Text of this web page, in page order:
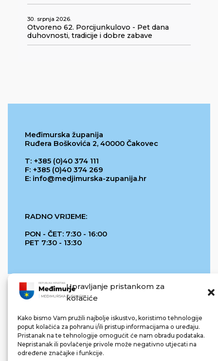
Upravljanje pristankom za
kolačiće
Kako bismo Vam pružili najbolje iskustvo, koristimo tehnologije
poput kolačića za pohranu i/ili pristup informacijama o uređaju.
Pristanak na te tehnologije omogućit će nam obradu podataka.
Nepristanak ili povlačenje privole može negativno utjecati na
određene značajke i funkcije.
30. srpnja 2026.
Otvoreno 62. Porcijunkulovo - Pet dana
duhovnosti, tradicije i dobre zabave
Međimurska županija
Ruđera Boškovića 2, 40000 Čakovec
T: +385 (0)40 374 111
F: +385 (0)40 374 269
E: info@medjimurska-zupanija.hr
RADNO VRIJEME:
PON - ČET: 7:30 - 16:00
PET 7:30 - 13:30
REPUBLIKA HRVATSKA